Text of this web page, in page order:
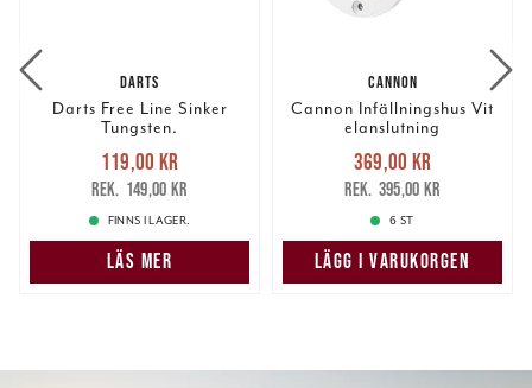
DARTS
Darts Free Line Sinker
Tungsten.
Nuvarande pris
119,00 krTidigare pris
149,00 kr
119,00 kr
149,00 kr
FINNS I LAGER.
LÄS MER
CANNON
Cannon Infällningshus Vit
elanslutning
Nuvarande pris
369,00 krTidigare pris
395,00 kr
369,00 kr
395,00 kr
6 ST
LÄGG I VARUKORGEN